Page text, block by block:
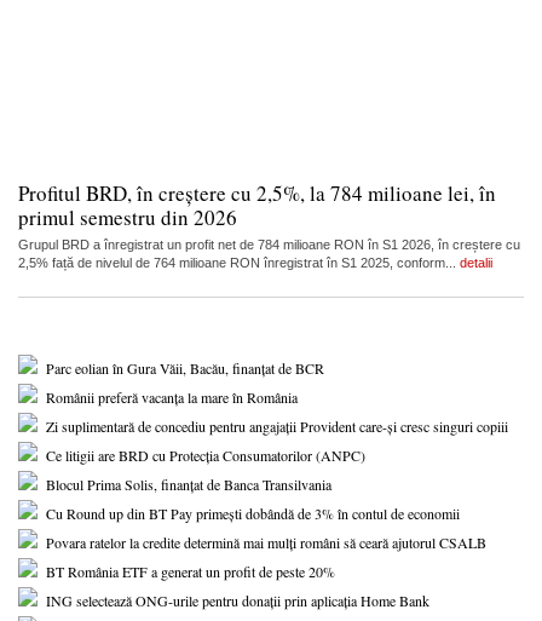
Profitul BRD, în creștere cu 2,5%, la 784 milioane lei, în
primul semestru din 2026
Grupul BRD a înregistrat un profit net de 784 milioane RON în S1 2026, în creștere cu
2,5% față de nivelul de 764 milioane RON înregistrat în S1 2025, conform... detalii
Parc eolian în Gura Văii, Bacău, finanțat de BCR
Românii preferă vacanța la mare în România
Zi suplimentară de concediu pentru angajații Provident care-și cresc singuri copiii
Ce litigii are BRD cu Protecția Consumatorilor (ANPC)
Blocul Prima Solis, finanțat de Banca Transilvania
Cu Round up din BT Pay primești dobândă de 3% în contul de economii
Povara ratelor la credite determină mai mulți români să ceară ajutorul CSALB
BT România ETF a generat un profit de peste 20%
ING selectează ONG-urile pentru donații prin aplicația Home Bank